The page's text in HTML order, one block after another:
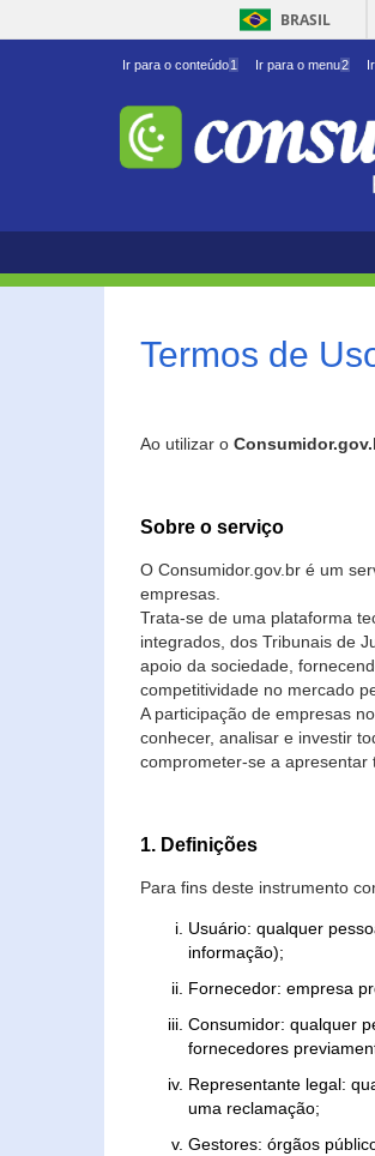
BRASIL
Ir para o conteúdo1 Ir para o menu2
Termos de
Ao utilizar o
Sobre o serviço
O Consumidor.gov.br é um
empresas.
Trata-se de uma plataforma
integrados, dos Tribunais de
apoio da sociedade,
competitividade no mercado
A participação de empresas
conhecer, analisar e investir
comprometer-se a apresentar
1. Definições
Para fins deste instrumento
Usuário: qualquer
informação);
Fornecedor: empresa
Consumidor: qualquer
fornecedores
Representante legal:
uma reclamação;
Gestores: órgãos